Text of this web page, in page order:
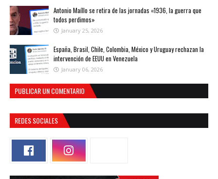
Antonio Maíllo se retira de las jornadas «1936, la guerra que
todos perdimos»
January 25, 2026
España, Brasil, Chile, Colombia, México y Uruguay rechazan la
intervención de EEUU en Venezuela
January 06, 2026
PUBLICAR UN COMENTARIO
REDES SOCIALES